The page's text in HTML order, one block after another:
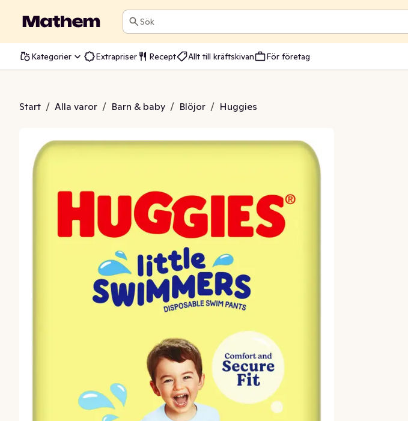
Sök
Kategorier Extrapriser Recept Allt till kräftskivan För företag
Start / Alla varor / Barn & baby / Blöjor / Huggies
12-18kg